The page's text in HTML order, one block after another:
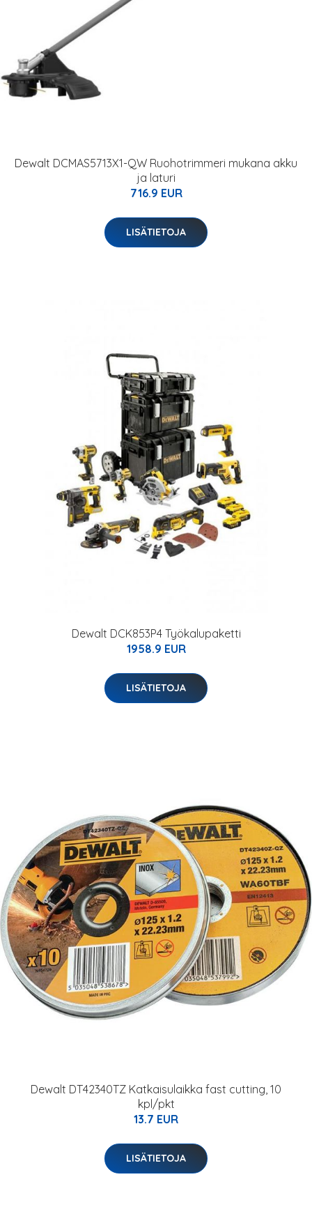
Dewalt DCMAS5713X1-QW Ruohotrimmeri mukana akku
ja laturi
716.9 EUR
LISÄTIETOJA
Dewalt DCK853P4 Työkalupaketti
1958.9 EUR
LISÄTIETOJA
Dewalt DT42340TZ Katkaisulaikka fast cutting, 10
kpl/pkt
13.7 EUR
LISÄTIETOJA